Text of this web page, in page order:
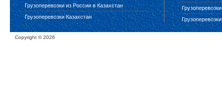
Грузоперевозки из России в Казахстан
Грузоперевозки Казахстан
Copyright ©2026